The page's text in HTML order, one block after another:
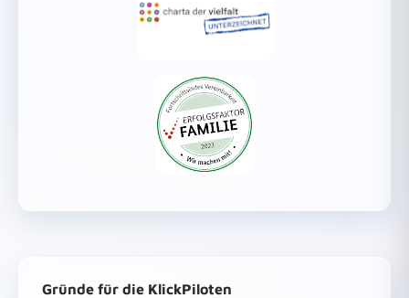
Gründe für die KlickPiloten